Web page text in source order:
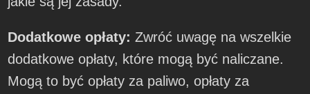
Dodatkowe opłaty:Zwróć uwagę na wszelkie
dodatkowe opłaty, które mogą być naliczane.
Mogą to być opłaty za paliwo, opłaty za